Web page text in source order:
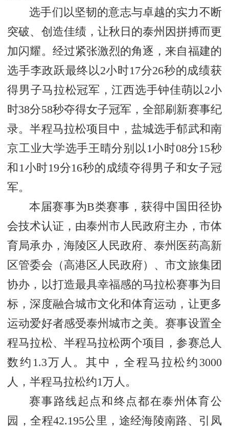
选手们以坚韧的意志与卓越的实力不断
突破、创造佳绩，让秋日的泰州因拼搏而更
加闪耀。经过紧张激烈的角逐，来自福建的
选手李政跃最终以2小时17分26秒的成绩获
得男子马拉松冠军，江西选手钟佳萌以2小
时38分58秒夺得女子冠军，全部刷新赛事纪
录。半程马拉松项目中，盐城选手郁武和南
京工业大学选手王晴分别以1小时08分15秒
和1小时19分16秒的成绩夺得男子和女子冠
军。
本届赛事为B类赛事，获得中国田径协
会技术认证，由泰州市人民政府主办，市体
育局承办，海陵区人民政府、泰州医药高新
区管委会（高港区人民政府）、市文旅集团
协办，以打造最具幸福感的马拉松赛事为目
标，深度融合城市文化和体育运动，让更多
运动爱好者感受泰州城市之美。赛事设置全
程马拉松、半程马拉松两个项目，参赛总人
数约1.3万人。其中，全程马拉松约3000
人，半程马拉松约1万人。
赛事路线起点和终点都在泰州体育公
园，全程42.195公里，途经海陵南路、引凤